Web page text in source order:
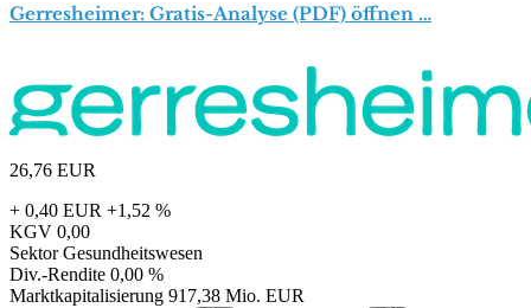
Gerresheimer: Gratis-Analyse (PDF) öffnen …
26,76 EUR
+ 0,40 EUR +1,52 %
KGV 0,00
Sektor Gesundheitswesen
Div.-Rendite 0,00 %
Marktkapitalisierung 917,38 Mio. EUR